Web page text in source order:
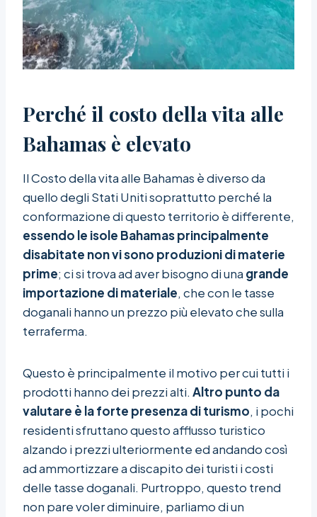
Perché il costo della vita alle
Bahamas è elevato
Il Costo della vita alle Bahamas è diverso da
quello degli Stati Uniti soprattutto perché la
conformazione di questo territorio è differente,
essendo le isole Bahamas principalmente
disabitate non vi sono produzioni di materie
prime; ci si trova ad aver bisogno di una grande
importazione di materiale, che con le tasse
doganali hanno un prezzo più elevato che sulla
terraferma.
Questo è principalmente il motivo per cui tutti i
prodotti hanno dei prezzi alti. Altro punto da
valutare è la forte presenza di turismo, i pochi
residenti sfruttano questo afflusso turistico
alzando i prezzi ulteriormente ed andando così
ad ammortizzare a discapito dei turisti i costi
delle tasse doganali. Purtroppo, questo trend
non pare voler diminuire, parliamo di un